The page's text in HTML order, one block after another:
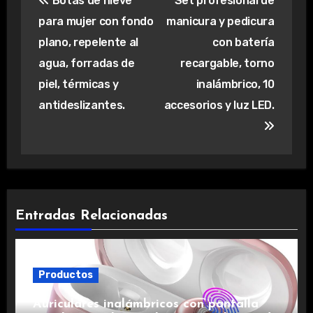
de
entradas
para mujer con fondo
plano, repelente al
agua, forradas de
piel, térmicas y
antideslizantes.
manicura y pedicura
con batería
recargable, torno
inalámbrico, 10
accesorios y luz LED.
Entradas Relacionadas
Productos
Auriculares inalámbricos con pantalla